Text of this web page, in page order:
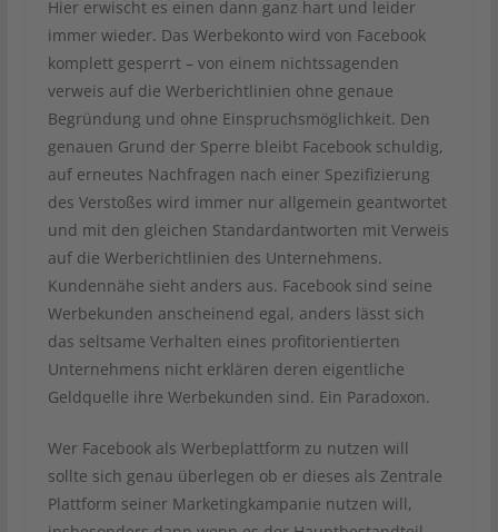
Hier erwischt es einen dann ganz hart und leider
immer wieder. Das Werbekonto wird von Facebook
komplett gesperrt – von einem nichtssagenden
verweis auf die Werberichtlinien ohne genaue
Begründung und ohne Einspruchsmöglichkeit. Den
genauen Grund der Sperre bleibt Facebook schuldig,
auf erneutes Nachfragen nach einer Spezifizierung
des Verstoßes wird immer nur allgemein geantwortet
und mit den gleichen Standardantworten mit Verweis
auf die Werberichtlinien des Unternehmens.
Kundennähe sieht anders aus. Facebook sind seine
Werbekunden anscheinend egal, anders lässt sich
das seltsame Verhalten eines profitorientierten
Unternehmens nicht erklären deren eigentliche
Geldquelle ihre Werbekunden sind. Ein Paradoxon.
Wer Facebook als Werbeplattform zu nutzen will
sollte sich genau überlegen ob er dieses als Zentrale
Plattform seiner Marketingkampanie nutzen will,